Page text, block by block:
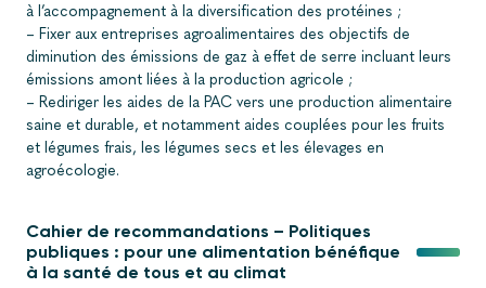
à l’accompagnement à la diversification des protéines ;
– Fixer aux entreprises agroalimentaires des objectifs de
diminution des émissions de gaz à effet de serre incluant leurs
émissions amont liées à la production agricole ;
– Rediriger les aides de la PAC vers une production alimentaire
saine et durable, et notamment aides couplées pour les fruits
et légumes frais, les légumes secs et les élevages en
agroécologie.
Cahier de recommandations – Politiques
publiques : pour une alimentation bénéfique
à la santé de tous et au climat